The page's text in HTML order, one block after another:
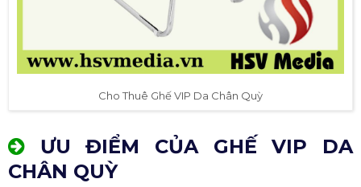
Cho Thuê Ghế VIP Da Chân Quỳ
ƯU ĐIỂM CỦA GHẾ VIP DA
CHÂN QUỲ